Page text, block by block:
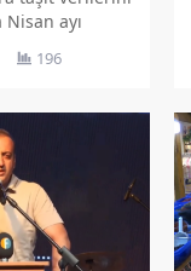
Nisan ayı
kara
591 oldu.
196